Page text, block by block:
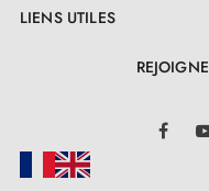
LIENS UTILES